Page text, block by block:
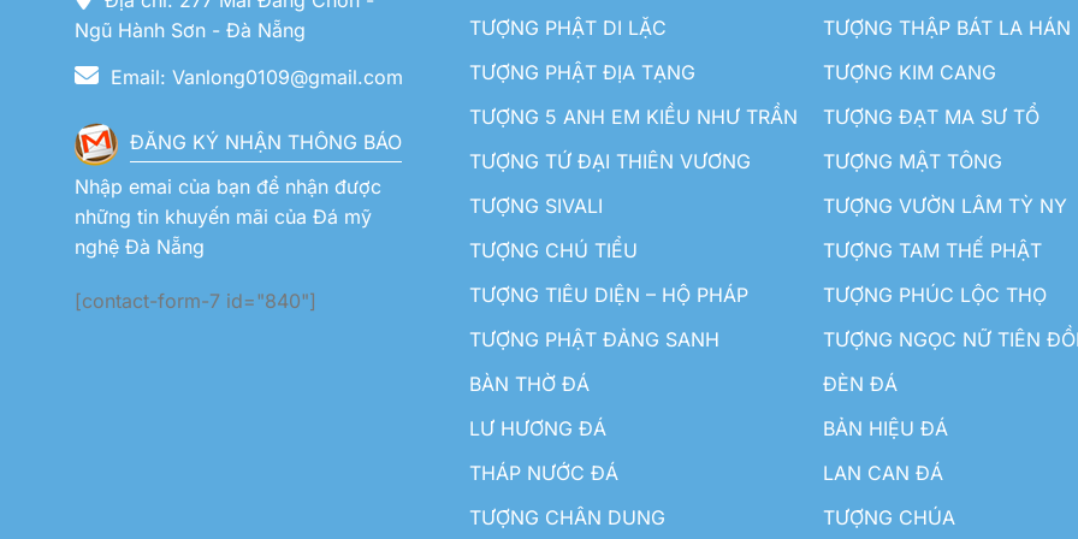
Ngũ Hành Sơn - Đà Nẵng
Email: Vanlong0109@gmail.com
ĐĂNG KÝ NHẬN THÔNG BÁO
Nhập emai của bạn để nhận được
những tin khuyến mãi của Đá mỹ
nghệ Đà Nẵng
[contact-form-7 id="840"]
TƯỢNG PHẬT DI LẶC
TƯỢNG THẬP BÁT LA HÁN
TƯỢNG PHẬT ĐỊA TẠNG
TƯỢNG KIM CANG
TƯỢNG 5 ANH EM KIỀU NHƯ TRẦN
TƯỢNG ĐẠT MA SƯ TỔ
TƯỢNG TỨ ĐẠI THIÊN VƯƠNG
TƯỢNG MẬT TÔNG
TƯỢNG SIVALI
TƯỢNG VƯỜN LÂM TỲ NY
TƯỢNG CHÚ TIỂU
TƯỢNG TAM THẾ PHẬT
TƯỢNG TIÊU DIỆN – HỘ PHÁP
TƯỢNG PHÚC LỘC THỌ
TƯỢNG PHẬT ĐẢNG SANH
TƯỢNG NGỌC NỮ TIÊN
BÀN THỜ ĐÁ
ĐÈN ĐÁ
LƯ HƯƠNG ĐÁ
BẢN HIỆU ĐÁ
THÁP NƯỚC ĐÁ
LAN CAN ĐÁ
TƯỢNG CHÂN DUNG
TƯỢNG CHÚA